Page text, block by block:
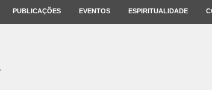
PUBLICAÇÕES EVENTOS ESPIRITUALIDADE